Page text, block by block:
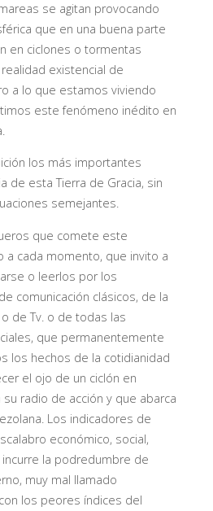
se agitan provocando
que en una buena parte
en ciclones o tormentas
existencial de
a lo que estamos viviendo
este fenómeno inédito en
los más importantes
de esta Tierra de Gracia, sin
semejantes.
que comete este
a cada momento, que invito a
o leerlos por los
comunicación clásicos, de la
de Tv. o de todas las
que permanentemente
los hechos de la cotidianidad
el ojo de un ciclón en
radio de acción y que abarca
Los indicadores de
económico, social,
la podredumbre de
muy mal llamado
los peores índices del